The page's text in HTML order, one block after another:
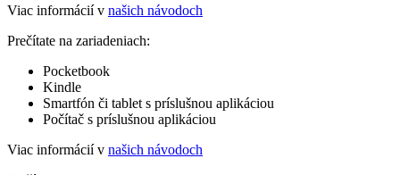
Viac informácií v našich návodoch
Prečítate na zariadeniach:
Pocketbook
Kindle
Smartfón či tablet s príslušnou aplikáciou
Počítač s príslušnou aplikáciou
Viac informácií v našich návodoch